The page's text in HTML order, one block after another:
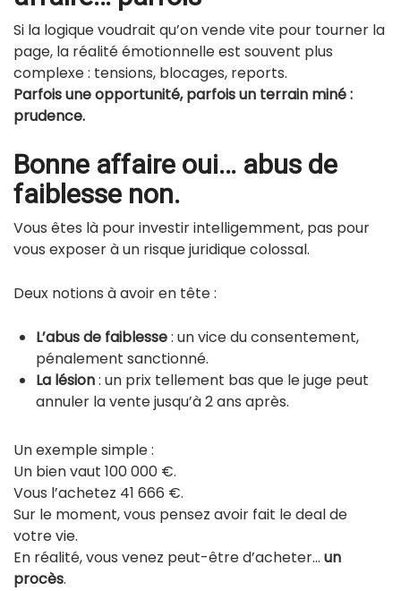
Si la logique voudrait qu’on vende vite pour tourner la
page, la réalité émotionnelle est souvent plus
complexe : tensions, blocages, reports.
Parfois une opportunité, parfois un terrain miné :
prudence.
Bonne affaire oui… abus de
faiblesse non.
Vous êtes là pour investir intelligemment, pas pour
vous exposer à un risque juridique colossal.
Deux notions à avoir en tête :
L’abus de faiblesse: un vice du consentement,
pénalement sanctionné.
La lésion: un prix tellement bas que le juge peut
annuler la vente jusqu’à 2 ans après.
Un exemple simple :
Un bien vaut 100 000 €.
Vous l’achetez 41 666 €.
Sur le moment, vous pensez avoir fait le deal de
votre vie.
En réalité, vous venez peut-être d’acheter… un
procès.